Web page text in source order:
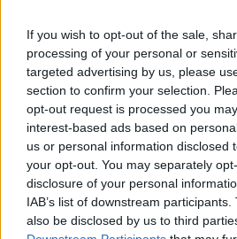
If you wish to opt-out of the sale,
processing of your personal or
targeted advertising by us, please
section to confirm your selection.
opt-out request is processed you
interest-based ads based on
us or personal information disclosed
your opt-out. You may separately
disclosure of your personal
IAB’s list of downstream
also be disclosed by us to third
A világ talán
Fagyik, pizzák,
- Sirha Budapest